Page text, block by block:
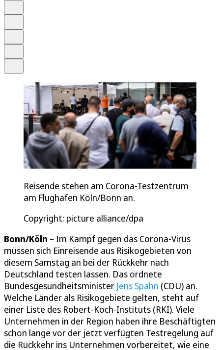
Reisende stehen am Corona-Testzentrum
am Flughafen Köln/Bonn an.
Copyright: picture alliance/dpa
Bonn/Köln – Im Kampf gegen das Corona-Virus
müssen sich Einreisende aus Risikogebieten von
diesem Samstag an bei der Rückkehr nach
Deutschland testen lassen. Das ordnete
Bundesgesundheitsminister Jens Spahn (CDU) an.
Welche Länder als Risikogebiete gelten, steht auf
einer Liste des Robert-Koch-Instituts (RKI). Viele
Unternehmen in der Region haben ihre Beschäftigten
schon lange vor der jetzt verfügten Testregelung auf
die Rückkehr ins Unternehmen vorbereitet, wie eine